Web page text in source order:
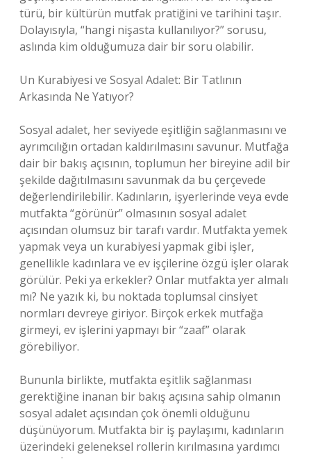
türü, bir kültürün mutfak pratiğini ve tarihini taşır.
Dolayısıyla, “hangi nişasta kullanılıyor?” sorusu,
aslında kim olduğumuza dair bir soru olabilir.
Un Kurabiyesi ve Sosyal Adalet: Bir Tatlının
Arkasında Ne Yatıyor?
Sosyal adalet, her seviyede eşitliğin sağlanmasını ve
ayrımcılığın ortadan kaldırılmasını savunur. Mutfağa
dair bir bakış açısının, toplumun her bireyine adil bir
şekilde dağıtılmasını savunmak da bu çerçevede
değerlendirilebilir. Kadınların, işyerlerinde veya evde
mutfakta “görünür” olmasının sosyal adalet
açısından olumsuz bir tarafı vardır. Mutfakta yemek
yapmak veya un kurabiyesi yapmak gibi işler,
genellikle kadınlara ve ev işçilerine özgü işler olarak
görülür. Peki ya erkekler? Onlar mutfakta yer almalı
mı? Ne yazık ki, bu noktada toplumsal cinsiyet
normları devreye giriyor. Birçok erkek mutfağa
girmeyi, ev işlerini yapmayı bir “zaaf” olarak
görebiliyor.
Bununla birlikte, mutfakta eşitlik sağlanması
gerektiğine inanan bir bakış açısına sahip olmanın
sosyal adalet açısından çok önemli olduğunu
düşünüyorum. Mutfakta bir iş paylaşımı, kadınların
üzerindeki geleneksel rollerin kırılmasına yardımcı